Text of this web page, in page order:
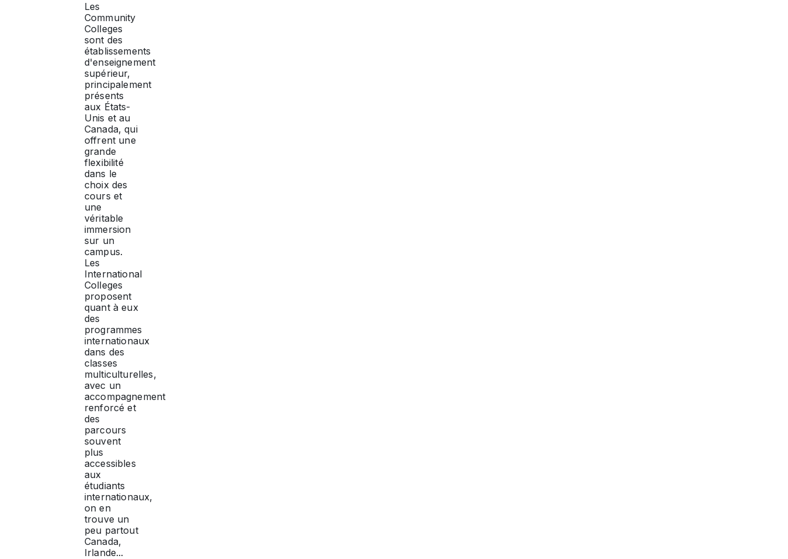
Les
Community
Colleges
sont des
établissements
d'enseignement
supérieur,
principalement
présents
aux États-
Unis et au
Canada, qui
offrent une
grande
flexibilité
dans le
choix des
cours et
une
véritable
immersion
sur un
campus.
Les
International
Colleges
proposent
quant à eux
des
programmes
internationaux
dans des
classes
multiculturelles,
avec un
accompagnement
renforcé et
des
parcours
souvent
plus
accessibles
aux
étudiants
internationaux,
on en
trouve un
peu partout
Canada,
Irlande...